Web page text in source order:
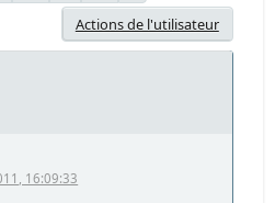
Actions de l'utilisateur
16:09:33